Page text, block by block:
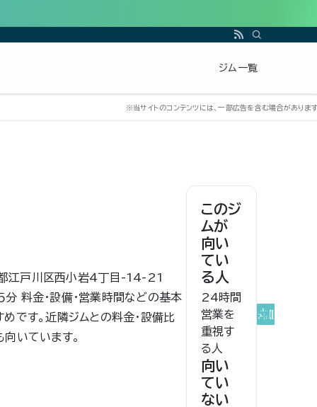
ジム一覧
都江戸川区西小岩4丁目-14-21
分 料金・設備・営業時間などの基本
です。近隣ジムとの料金・設備比
いています。
このジ
ムが
向い
てい
る人
24時間
営業を
重視す
る人
向い
てい
ない